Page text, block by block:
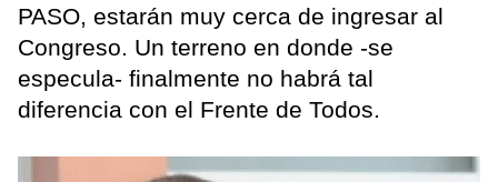
PASO, estarán muy cerca de ingresar al
Congreso. Un terreno en donde -se
especula- finalmente no habrá tal
diferencia con el Frente de Todos.